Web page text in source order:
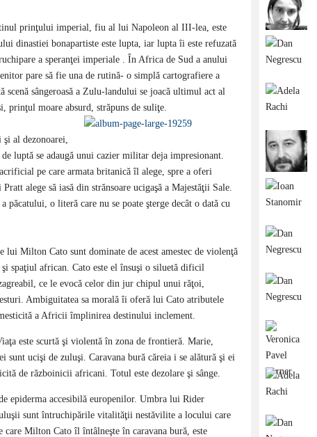
prinţului imperial, fiu al lui Napoleon al III-lea, este
dinastiei bonapartiste este lupta, iar lupta îi este refuzată
a speranţei imperiale . În Africa de Sud a anului
pare să fie una de rutină- o simplă cartografiere a
scenă sângeroasă a Zulu-landului se joacă ultimul act al
prinţul moare absurd, străpuns de suliţe.
al dezonoarei,
luptă se adaugă unui cazier militar deja impresionant.
pe care armata britanică îl alege, spre a oferi
alege să iasă din strănsoare ucigaşă a Majestăţii Sale.
păcatului, o literă care nu se poate şterge decât o dată cu
lui Milton Cato sunt dominate de acest amestec de violenţă
spaţiul african. Cato este el însuşi o siluetă dificil
ce le evocă celor din jur chipul unui răţoi,
Ambiguitatea sa morală îi oferă lui Cato atributele
a Africii împlinirea destinului inclement.
este scurtă şi violentă în zona de frontieră. Marie,
sunt ucişi de zuluşi. Caravana bură căreia i se alătură şi ei
de războinicii africani. Totul este dezolare şi sânge.
epiderma accesibilă europenilor. Umbra lui Rider
sunt întruchipările vitalităţii nestăvilite a locului care
care Milton Cato îl întâlneşte în caravana bură, este